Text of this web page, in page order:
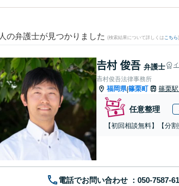
人の弁護士が見つかりました (検索結果について詳しくは こちら)
𠮷村 俊吾 弁護士
𠮷村俊吾法律事務所
福岡県|篠栗町 篠栗駅
任意整理
【初回相談無料】【分
電話でお問い合わせ